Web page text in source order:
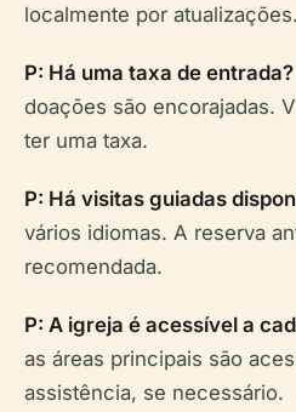
localmente por atualizações.
P: Há uma taxa de entrada?
doações são encorajadas.
ter uma taxa.
P: Há visitas guiadas
vários idiomas. A reserva
recomendada.
P: A igreja é acessível a
as áreas principais são
assistência, se necessário.